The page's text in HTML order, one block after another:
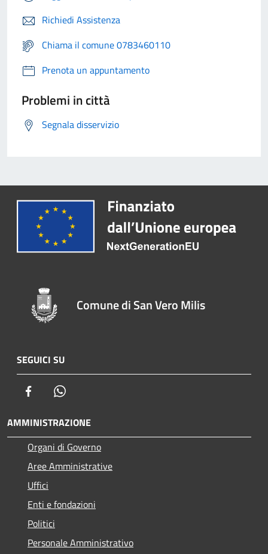
Richiedi Assistenza
Chiama il comune 0783460110
Prenota un appuntamento
Problemi in città
Segnala disservizio
Comune di San Vero Milis
SEGUICI SU
Facebook
AMMINISTRAZIONE
Organi di Governo
Aree Amministrative
Uffici
Enti e fondazioni
Politici
Personale Amministrativo